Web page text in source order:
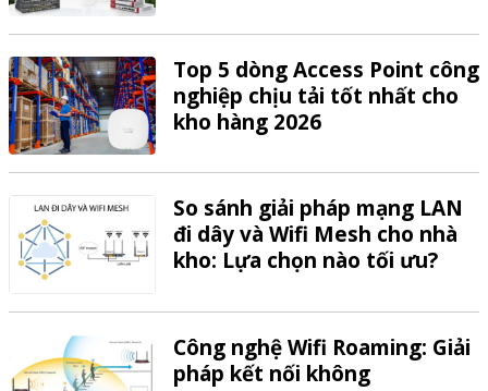
Top 5 dòng Access Point công
nghiệp chịu tải tốt nhất cho
kho hàng 2026
So sánh giải pháp mạng LAN
đi dây và Wifi Mesh cho nhà
kho: Lựa chọn nào tối ưu?
Công nghệ Wifi Roaming: Giải
pháp kết nối không